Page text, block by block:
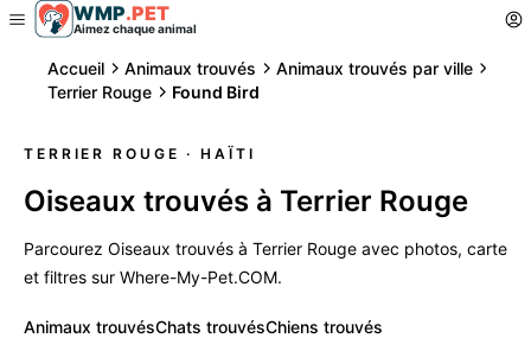
WMP.PET
Aimez chaque animal
Accueil Animaux trouvés
Animaux trouvés par ville
Terrier Rouge
Found Bird
TERRIER ROUGE · HAÏTI
Oiseaux trouvés à Terrier Rouge
Parcourez Oiseaux trouvés à Terrier Rouge avec photos, carte
et filtres sur Where-My-Pet.COM.
Animaux trouvésChats trouvésChiens trouvés